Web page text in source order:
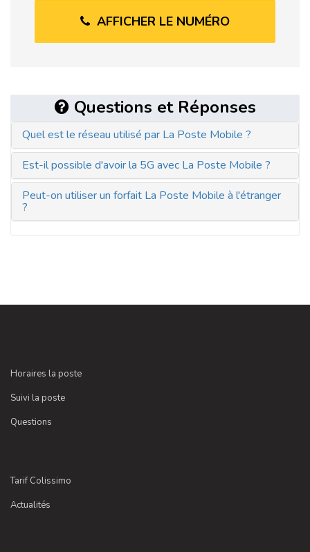
AFFICHER LE NUMÉRO
Questions et Réponses
Quel est le réseau utilisé par La Poste Mobile ?
Est-il possible d'avoir la 5G avec La Poste Mobile ?
Peut-on utiliser un forfait La Poste Mobile à l'étranger
?
Horaires la poste
Suivi la poste
Questions
Tarif Colissimo
Actualités